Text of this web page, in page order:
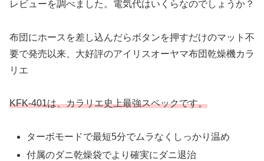
レビューを調べました。電気代はいくらなのでしょうか？
布団にホースを差し込んだらボタンを押すだけのマット不
要で発売以来、大好評のアイリスオーヤマ布団乾燥機カラ
リエ
KFK-401は、カラリエ史上最強スペックです。
ターボモードで最短5分でムラなくしっかり温め
付属のダニ乾燥袋でより確実にダニ退治